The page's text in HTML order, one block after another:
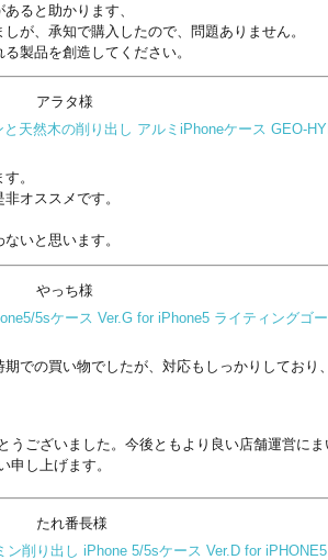
ると助かります、
が、承知で購入したので、問題ありません。
製品を創造してください。
アラタ様
と天然木の削り出し アルミiPhoneケース GEO-
。
オススメです。
いと思います。
やっち様
5sケース Ver.G for iPhone5 ライティングゴ
での買い物でしたが、対応もしっかりしており
うございました。今後ともより良い店舗運営に
申し上げます。
たれ番長様
削り出し iPhone 5/5sケース Ver.D for